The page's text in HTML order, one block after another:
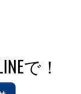
で！